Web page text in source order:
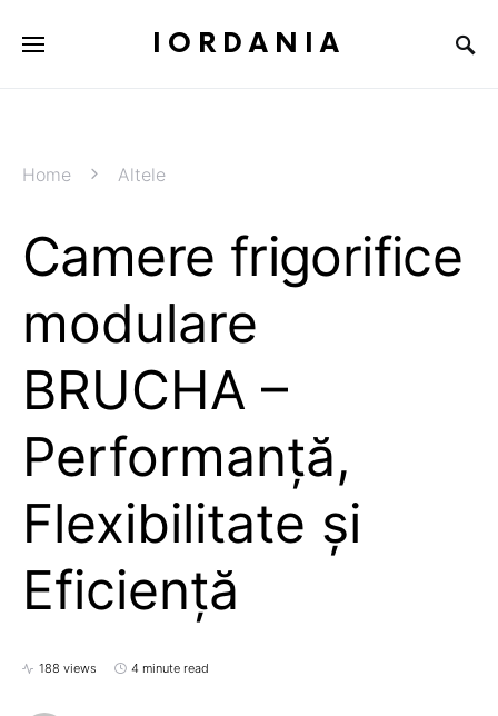
IORDANIA
Home Altele
Camere frigorifice
modulare
BRUCHA –
Performanță,
Flexibilitate și
Eficiență
188 views 4 minute read